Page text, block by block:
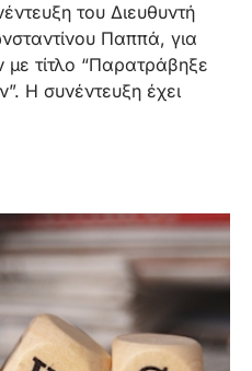
του Διευθυντή
Παππά, για
τίτλο “Παρατράβηξε
Η συνέντευξη έχει